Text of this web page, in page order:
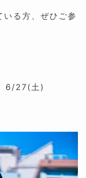
る方、ぜひご参
6/27(土)